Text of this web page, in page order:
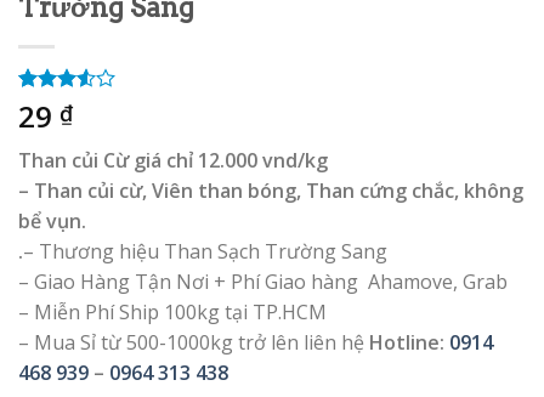
Trường Sang
3.50
trên 5
2
đánh
giá
29 ₫
Than củi Cừ giá chỉ 12.000 vnd/kg
– Than củi cừ, Viên than bóng, Than cứng chắc, không
bể vụn.
.– Thương hiệu Than Sạch Trường Sang
– Giao Hàng Tận Nơi + Phí Giao hàng Ahamove, Grab
– Miễn Phí Ship 100kg tại TP.HCM
– Mua Sỉ từ 500-1000kg trở lên liên hệ Hotline: 0914
468 939 – 0964 313 438